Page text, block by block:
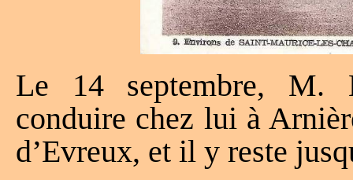
Le 14 septembre, M.
conduire chez lui à
d’Evreux, et il y reste